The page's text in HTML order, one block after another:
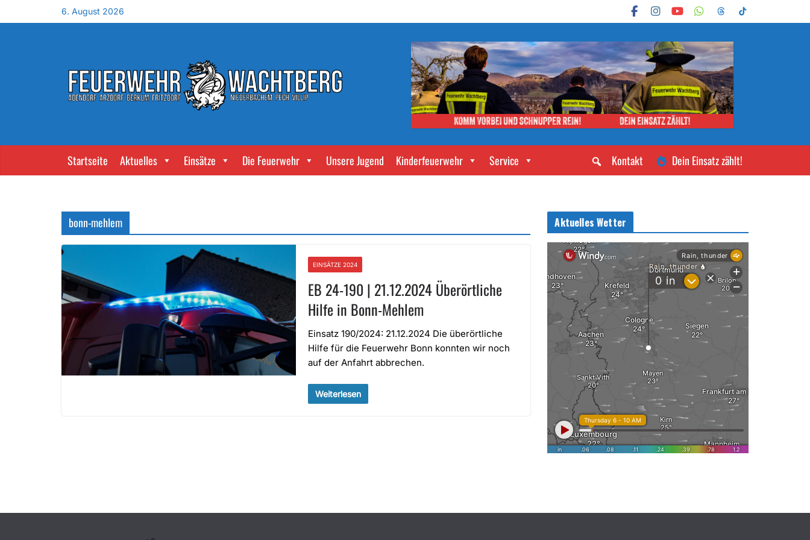
6. August 2026
Startseite Aktuelles Einsätze Die Feuerwehr Unsere Jugend Kinderfeuerwehr Service Dein Einsatz zählt!
Kontakt
bonn-mehlem
EINSÄTZE 2024
EB 24-190 | 21.12.2024 Überörtliche
Hilfe in Bonn-Mehlem
Einsatz 190/2024: 21.12.2024 Die überörtliche
Hilfe für die Feuerwehr Bonn konnten wir noch
auf der Anfahrt abbrechen.
Weiterlesen
Aktuelles Wetter